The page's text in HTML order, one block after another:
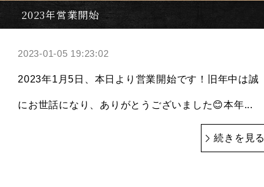
2023年営業開始
2023-01-05 19:23:02
2023年1月5日、本日より営業開始です！旧年中は誠
にお世話になり、ありがとうございました😊本年...
続きを見る